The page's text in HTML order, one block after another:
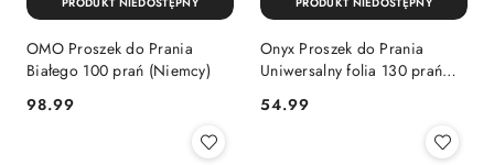
OMO Proszek do Prania
Białego 100 prań (Niemcy)
Cena:
98.99
Onyx Proszek do Prania
Uniwersalny folia 130 prań
Cena:
54.99